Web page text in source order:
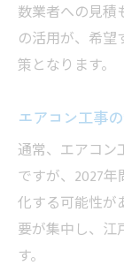
数業者への見積
の活用が、希
策となります。
エアコン工事
通常、エアコン
ですが、2027
化する可能性が
要が集中し、江
す。